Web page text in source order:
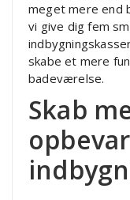
meget mere end
vi give dig fem
skabe et mere
badeværelse.
Skab